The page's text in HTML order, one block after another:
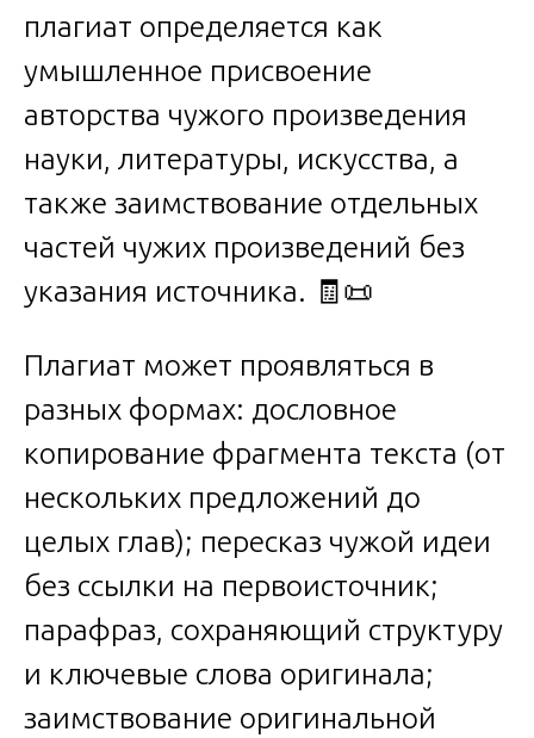
плагиат определяется как
умышленное присвоение
авторства чужого произведения
науки, литературы, искусства, а
также заимствование отдельных
частей чужих произведений без
указания источника. 🧾📜
Плагиат может проявляться в
разных формах: дословное
копирование фрагмента текста (от
нескольких предложений до
целых глав); пересказ чужой идеи
без ссылки на первоисточник;
парафраз, сохраняющий структуру
и ключевые слова оригинала;
заимствование оригинальной